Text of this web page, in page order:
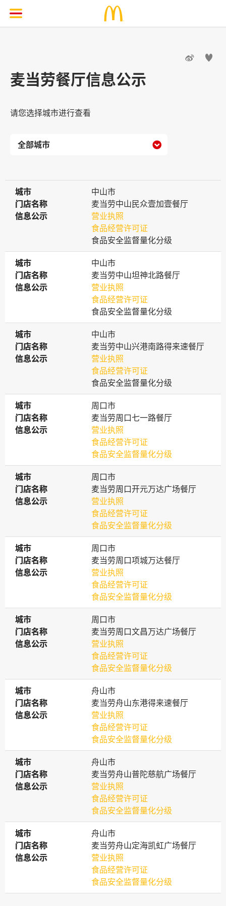
 
麦当劳餐厅信息公示
请您选择城市进行查看

城市
城市
中山市
门店名称
门店名称
麦当劳中山民众壹加壹餐厅
信息公示
信息公示
营业执照
食品经营许可证
食品安全监督量化分级
城市
城市
中山市
门店名称
门店名称
麦当劳中山坦神北路餐厅
信息公示
信息公示
营业执照
食品经营许可证
食品安全监督量化分级
城市
城市
中山市
门店名称
门店名称
麦当劳中山兴港南路得来速餐厅
信息公示
信息公示
营业执照
食品经营许可证
食品安全监督量化分级
城市
城市
周口市
门店名称
门店名称
麦当劳周口七一路餐厅
信息公示
信息公示
营业执照
食品经营许可证
食品安全监督量化分级
城市
城市
周口市
门店名称
门店名称
麦当劳周口开元万达广场餐厅
信息公示
信息公示
营业执照
食品经营许可证
食品安全监督量化分级
城市
城市
周口市
门店名称
门店名称
麦当劳周口项城万达餐厅
信息公示
信息公示
营业执照
食品经营许可证
食品安全监督量化分级
城市
城市
周口市
门店名称
门店名称
麦当劳周口文昌万达广场餐厅
信息公示
信息公示
营业执照
食品经营许可证
食品安全监督量化分级
城市
城市
舟山市
门店名称
门店名称
麦当劳舟山东港得来速餐厅
信息公示
信息公示
营业执照
食品经营许可证
食品安全监督量化分级
城市
城市
舟山市
门店名称
门店名称
麦当劳舟山普陀慈航广场餐厅
信息公示
信息公示
营业执照
食品经营许可证
食品安全监督量化分级
城市
城市
舟山市
门店名称
门店名称
麦当劳舟山定海凯虹广场餐厅
信息公示
信息公示
营业执照
食品经营许可证
食品安全监督量化分级